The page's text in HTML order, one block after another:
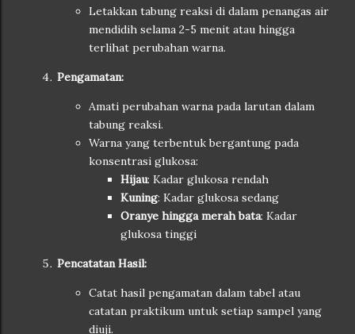
Letakkan tabung reaksi di dalam penangas air
mendidih selama 2-5 menit atau hingga
terlihat perubahan warna.
Pengamatan:
Amati perubahan warna pada larutan dalam
tabung reaksi.
Warna yang terbentuk bergantung pada
konsentrasi glukosa:
Hijau: Kadar glukosa rendah
Kuning: Kadar glukosa sedang
Oranye hingga merah bata: Kadar
glukosa tinggi
Pencatatan Hasil:
Catat hasil pengamatan dalam tabel atau
catatan praktikum untuk setiap sampel yang
diuji.